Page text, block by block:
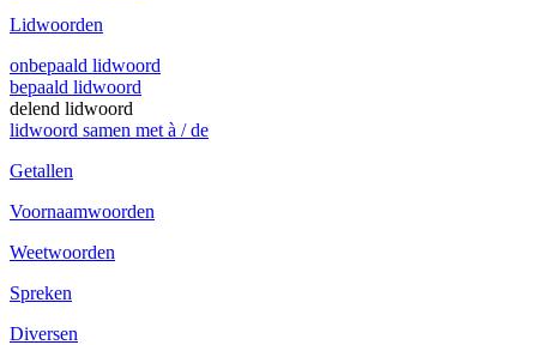
Lidwoorden
onbepaald lidwoord
bepaald lidwoord
delend lidwoord
lidwoord samen met à / de
Getallen
Voornaamwoorden
Weetwoorden
Spreken
Diversen